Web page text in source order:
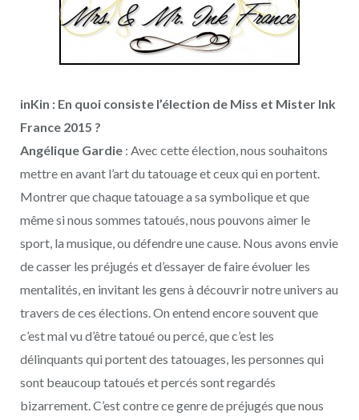
inKin : En quoi consiste l’élection de Miss et Mister Ink
France 2015 ?
Angélique Gardie : Avec cette élection, nous souhaitons
mettre en avant l’art du tatouage et ceux qui en portent.
Montrer que chaque tatouage a sa symbolique et que
même si nous sommes tatoués, nous pouvons aimer le
sport, la musique, ou défendre une cause. Nous avons envie
de casser les préjugés et d’essayer de faire évoluer les
mentalités, en invitant les gens à découvrir notre univers au
travers de ces élections. On entend encore souvent que
c’est mal vu d’être tatoué ou percé, que c’est les
délinquants qui portent des tatouages, les personnes qui
sont beaucoup tatoués et percés sont regardés
bizarrement. C’est contre ce genre de préjugés que nous